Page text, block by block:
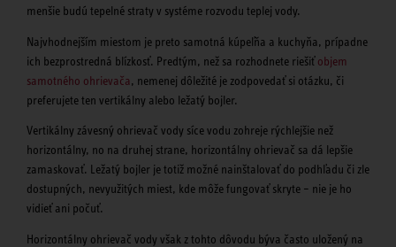
menšie budú tepelné straty v systéme rozvodu teplej vody.
Najvhodnejším miestom je preto samotná kúpeľňa a kuchyňa, prípadne
ich bezprostredná blízkosť. Predtým, než sa rozhodnete riešiťobjem
samotného ohrievača, nemenej dôležité je zodpovedať si otázku, či
preferujete ten vertikálny alebo ležatý bojler.
Vertikálny závesný ohrievač vody síce vodu zohreje rýchlejšie než
horizontálny, no na druhej strane, horizontálny ohrievač sa dá lepšie
zamaskovať. Ležatý bojler je totiž možné nainštalovať do podhľadu či zle
dostupných, nevyužitých miest, kde môže fungovať skryte – nie je ho
vidieť ani počuť.
Horizontálny ohrievač vody však z tohto dôvodu býva často uložený na